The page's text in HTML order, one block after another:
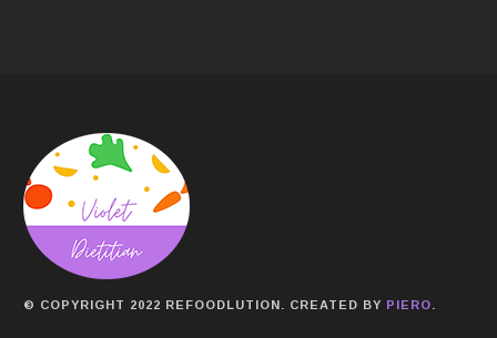
© COPYRIGHT 2022 REFOODLUTION. CREATED BY PIERO